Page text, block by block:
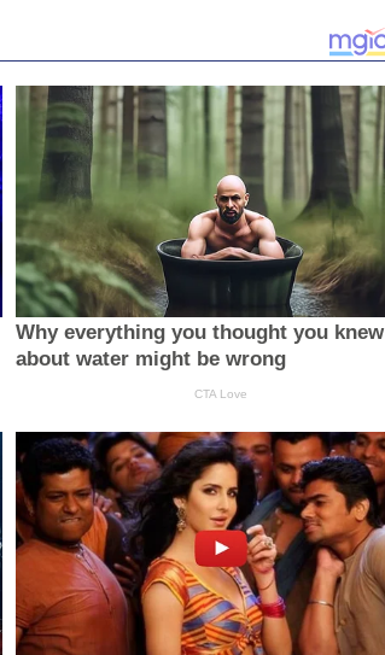
Why everything you thought you knew
about water might be wrong
CTA Love